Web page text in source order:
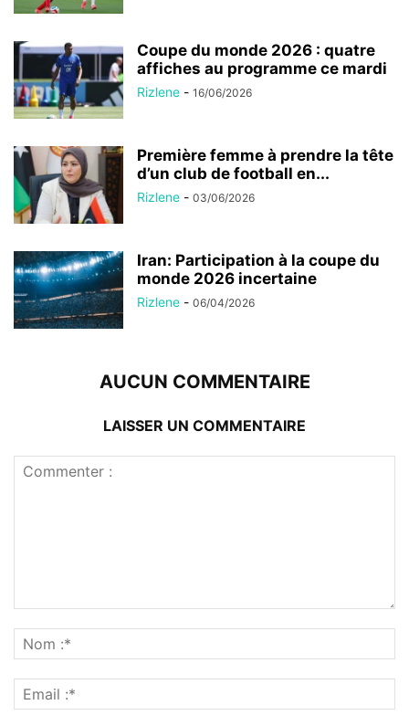
Coupe du monde 2026 : quatre
affiches au programme ce mardi
Rizlene - 16/06/2026
Première femme à prendre la tête
d’un club de football en...
Rizlene - 03/06/2026
Iran: Participation à la coupe du
monde 2026 incertaine
Rizlene - 06/04/2026
AUCUN COMMENTAIRE
LAISSER UN COMMENTAIRE